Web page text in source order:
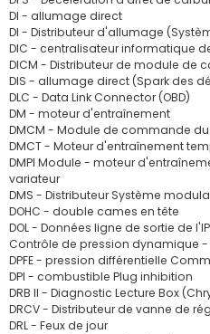
DI - allumage direct
DI - Distributeur d'allumage
DIC - centralisateur informatique
DICM - Distributeur de module de
DIS - allumage direct (Spark des
DLC - Data Link Connector (OBD)
DM - moteur d'entraînement
DMCM - Module de commande
DMCT - Moteur d'entraînement
DMPI Module - moteur
variateur
DMS - Distributeur Système
DOHC - double cames en tête
DOL - Données ligne de sortie de
Contrôle de pression dynamique -
DPFE - pression différentielle
DPI - combustible Plug inhibition
DRB II - Diagnostic Lecture Box
DRCV - Distributeur de vanne de
DRL - Feux de jour